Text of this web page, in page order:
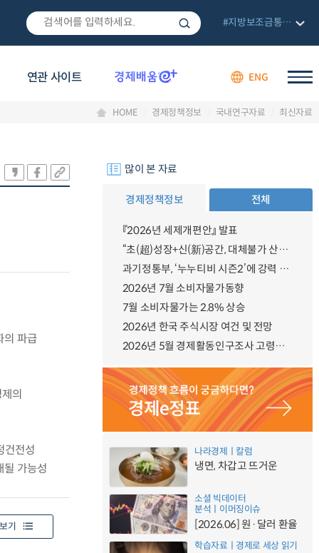
연관 사이트 ENG
#지방보조금통합관리망
HOME 경제정책정보 국내연구자료 최신자료
의 파급
의
건전성
될 가능성
기
많이 본 자료
경제정책정보 전체
『2026년 세제개편안』 발표
“초(超)성장+신(新)공간, 대체불가 산업강국”
과기정통부, ‘누누티비 시즌2’에 강력 대응 의지 밝혀
2026년 7월 소비자물가동향
7월 소비자물가는 2.8% 상승
2026년 한국 주식시장 여건 및 전망
2026년 5월 경제활동인구조사 고령층 부가조사 결과
나라경제ㅣ칼럼
냉면, 차갑고 뜨거운
소셜 빅데이터
분석ㅣ이머징이슈
[2026.06] 원·달러 환율
학습자료ㅣ경제로 세상 읽기